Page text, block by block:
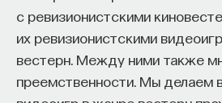
с ревизионистскими
их ревизионистскими
вестерн. Между ними также
преемственности. Мы делаем